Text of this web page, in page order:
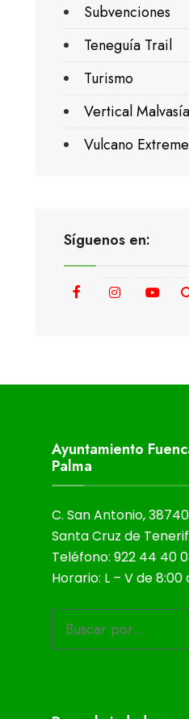
Subvenciones
Teneguía Trail
Turismo
Vertical Malvasía
Vulcano
Síguenos en:
Ayuntamiento
Palma
C. San Antonio,
Santa Cruz de
Teléfono: 922 44 40
Horario: L – V de 8:00